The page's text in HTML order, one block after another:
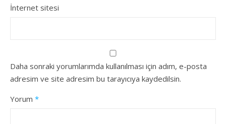
İnternet sitesi
Daha sonraki yorumlarımda kullanılması için adım, e-posta
adresim ve site adresim bu tarayıcıya kaydedilsin.
Yorum *